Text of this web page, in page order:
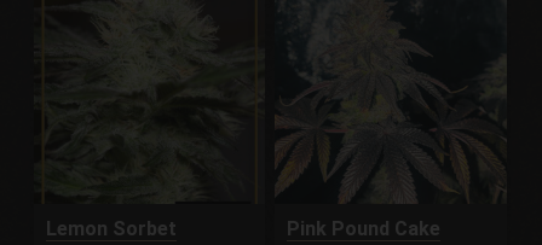
Lemon Sorbet Pink Pound Cake